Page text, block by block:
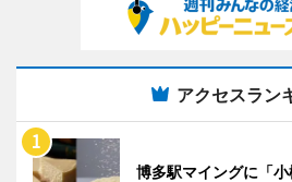
アクセスラン
博多駅マイングに「